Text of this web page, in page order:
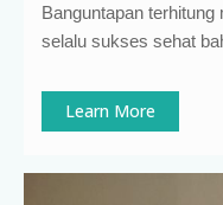
Banguntapan
selalu sukses sehat
Learn More